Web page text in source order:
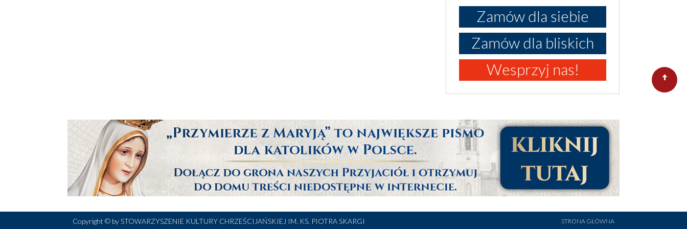
Zamów dla siebie
Zamów dla bliskich
Wesprzyj nas!
Copyright © by STOWARZYSZENIE KULTURY CHRZEŚCIJAŃSKIEJ IM. KS. PIOTRA SKARGI STRONA GŁÓWNA